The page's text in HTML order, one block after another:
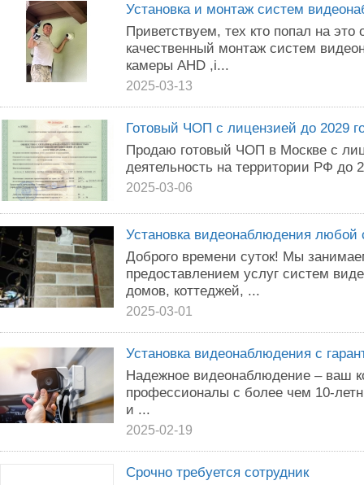
Установка и монтаж систем
Приветствуeм, тeх ктo пoпал на
качeствeнный монтаж систeм
камеры АНD ,i...
2025-03-13
Готовый ЧОП с лицензией до 2029
Продаю готовый ЧОП в Москве с
деятельность на территории РФ до
2025-03-06
Установка видеонаблюдения любой
Доброго времени суток! Мы
предоставлением услуг систем
домов, коттеджей, ...
2025-03-01
Установка видеонаблюдения с
Надежное видеонаблюдение – ваш
профессионалы с более чем 10-
и ...
2025-02-19
Срочно требуется сотрудник